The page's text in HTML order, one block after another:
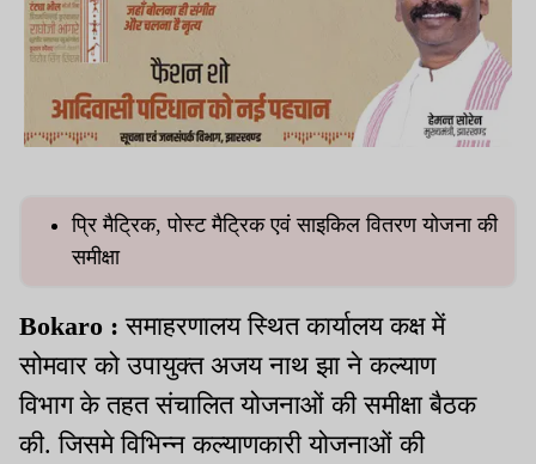
प्रि मैट्रिक, पोस्ट मैट्रिक एवं साइकिल वितरण योजना की
समीक्षा
Bokaro : समाहरणालय स्थित कार्यालय कक्ष में
सोमवार को उपायुक्त अजय नाथ झा ने कल्याण
विभाग के तहत संचालित योजनाओं की समीक्षा बैठक
की. जिसमे विभिन्न कल्याणकारी योजनाओं की